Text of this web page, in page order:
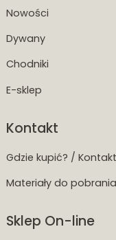
Nowości
Dywany
Chodniki
E-sklep
Kontakt
Gdzie kupić? / Kontakt
Materiały do pobrania
Sklep On-line